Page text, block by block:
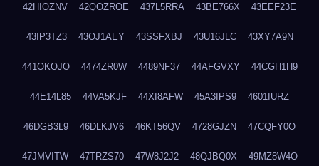
42HIOZNV 42QOZROE 437L5RRA 43BE766X 43EEF23E
43IP3TZ3 43OJ1AEY 43SSFXBJ 43U16JLC 43XY7A9N
441OKOJO 4474ZR0W 4489NF37 44AFGVXY 44CGH1H9
44E14L85 44VA5KJF 44XI8AFW 45A3IPS9 4601IURZ
46DGB3L9 46DLKJV6 46KT56QV 4728GJZN 47CQFY0O
47JMVITW 47TRZS70 47W8J2J2 48QJBQ0X 49MZ8W4O